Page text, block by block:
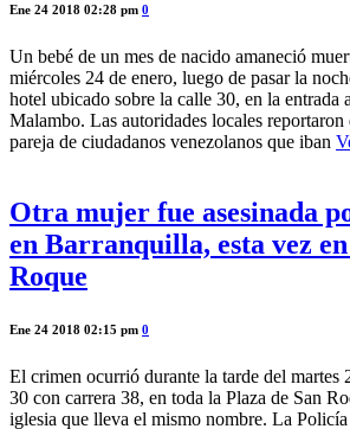
Ene 24 2018 02:28 pm 0
Un bebé de un mes de nacido amaneció
miércoles 24 de enero, luego de pasar la
hotel ubicado sobre la calle 30, en la entrada
Malambo. Las autoridades locales reportaron
pareja de ciudadanos venezolanos que iban
Otra mujer fue asesinada
en Barranquilla, esta vez
Roque
Ene 24 2018 02:15 pm 0
El crimen ocurrió durante la tarde del martes
30 con carrera 38, en toda la Plaza de San
iglesia que lleva el mismo nombre. La